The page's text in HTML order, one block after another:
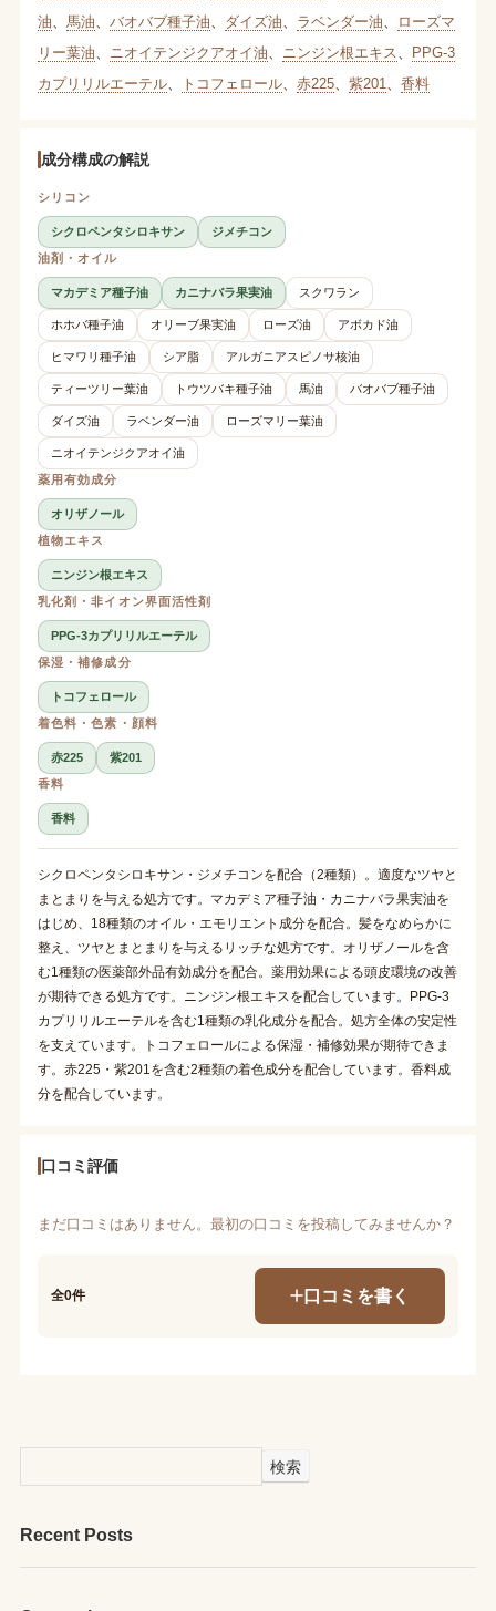
油
馬油 バオバブ種子油 ダイズ油 ラベンダー油
ローズマ
リー葉油
ニオイテンジクアオイ油 ニンジン根エキス
PPG-3
カプリリルエーテル、 トコフェロール、 赤225、 紫201 香料
成分構成の解説
シリコン
シクロペンタシロキサン
ジメチコン
油剤・オイル
マカデミア種子油 カニナバラ果実油 スクワラン
ホホバ種子油 オリーブ果実油 ローズ油 アボカド油
ヒマワリ種子油 シア脂 アルガニアスピノサ核油
ティーツリー葉油 トウツバキ種子油 馬油 バオバブ種子油
ダイズ油 ラベンダー油 ローズマリー葉油
ニオイテンジクアオイ油
薬用有効成分
オリザノール
植物エキス
ニンジン根エキス
乳化剤・非イオン界面活性剤
PPG-3カプリリルエーテル
保湿・補修成分
トコフェロール
着色料・色素・顔料
赤225
紫201
香料
香料
シクロペンタシロキサン・ジメチコンを配合（2種類）。適度なツヤと
まとまりを与える処方です。マカデミア種子油・カニナバラ果実油を
はじめ、18種類のオイル・エモリエント成分を配合。髪をなめらかに
整え、ツヤとまとまりを与えるリッチな処方です。オリザノールを含
む1種類の医薬部外品有効成分を配合。薬用効果による頭皮環境の改善
が期待できる処方です。ニンジン根エキスを配合しています。PPG-3
カプリリルエーテルを含む1種類の乳化成分を配合。処方全体の安定性
を支えています。トコフェロールによる保湿・補修効果が期待できま
す。赤225・紫201を含む2種類の着色成分を配合しています。香料成
分を配合しています。
口コミ評価
まだ口コミはありません。最初の口コミを投稿してみませんか？
全0件 口コミを書く
検索
Recent Posts